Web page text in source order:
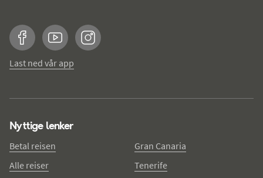
FacebookYouTubeInstagram
Last ned vår app
Nyttige lenker
Betal reisen
Alle reiser
Gran Canaria
Tenerife